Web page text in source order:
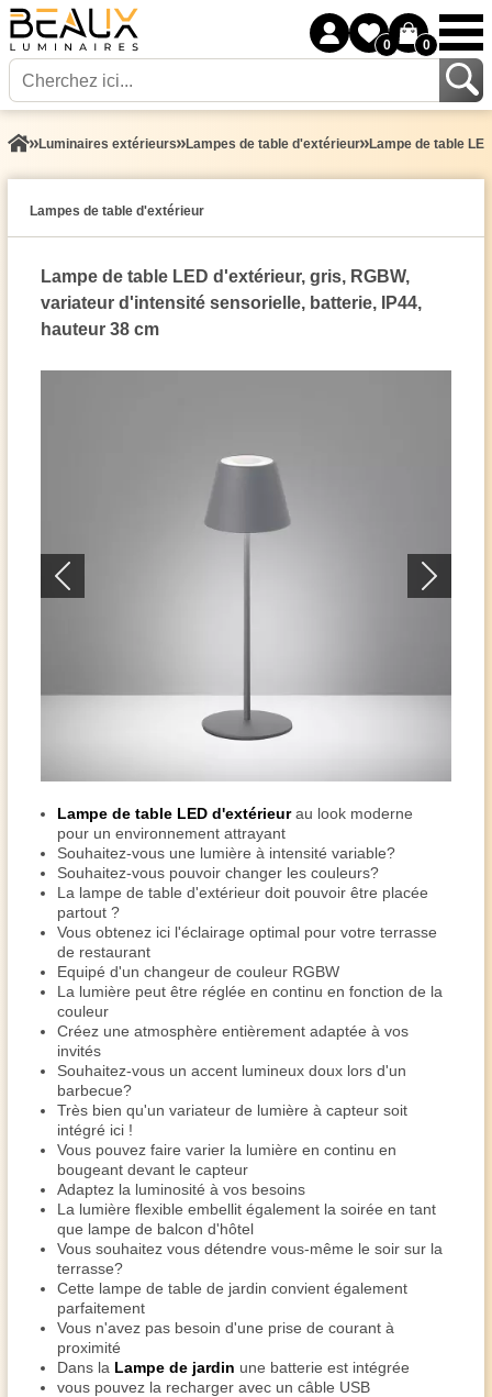
0 0
Luminaires extérieurs Lampes de table d'extérieur Lampe de table
Lampes de table d'extérieur
Lampe de table LED d'extérieur, gris, RGBW,
variateur d'intensité sensorielle, batterie, IP44,
hauteur 38 cm
Lampe de table LED d'extérieurau look moderne
pour un environnement attrayant
Souhaitez-vous une lumière à intensité variable?
Souhaitez-vous pouvoir changer les couleurs?
La lampe de table d'extérieur doit pouvoir être placée
partout ?
Vous obtenez ici l'éclairage optimal pour votre terrasse
de restaurant
Equipé d'un changeur de couleur RGBW
La lumière peut être réglée en continu en fonction de la
couleur
Créez une atmosphère entièrement adaptée à vos
invités
Souhaitez-vous un accent lumineux doux lors d'un
barbecue?
Très bien qu'un variateur de lumière à capteur soit
intégré ici !
Vous pouvez faire varier la lumière en continu en
bougeant devant le capteur
Adaptez la luminosité à vos besoins
La lumière flexible embellit également la soirée en tant
que lampe de balcon d'hôtel
Vous souhaitez vous détendre vous-même le soir sur la
terrasse?
Cette lampe de table de jardin convient également
parfaitement
Vous n'avez pas besoin d'une prise de courant à
proximité
Dans la Lampe de jardin une batterie est intégrée
vous pouvez la recharger avec un câble USB